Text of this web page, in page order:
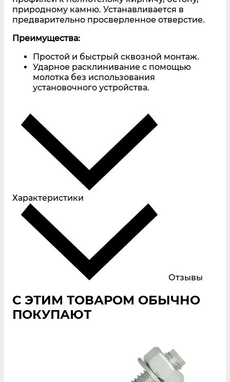
природному камню. Устанавливается в
предварительно просверленное отверстие.
Преимущества:
Простой и быстрый сквозной монтаж.
Ударное расклинивание с помощью
молотка без использования
установочного устройства.
Характеристики
Отзывы
С ЭТИМ ТОВАРОМ ОБЫЧНО
ПОКУПАЮТ